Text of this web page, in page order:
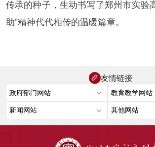
传承的种子，生动书写了郑州市实验
助”精神代代相传的温暖篇章。
友情链接